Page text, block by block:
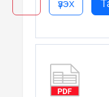
Н.МИШЭЭЛ